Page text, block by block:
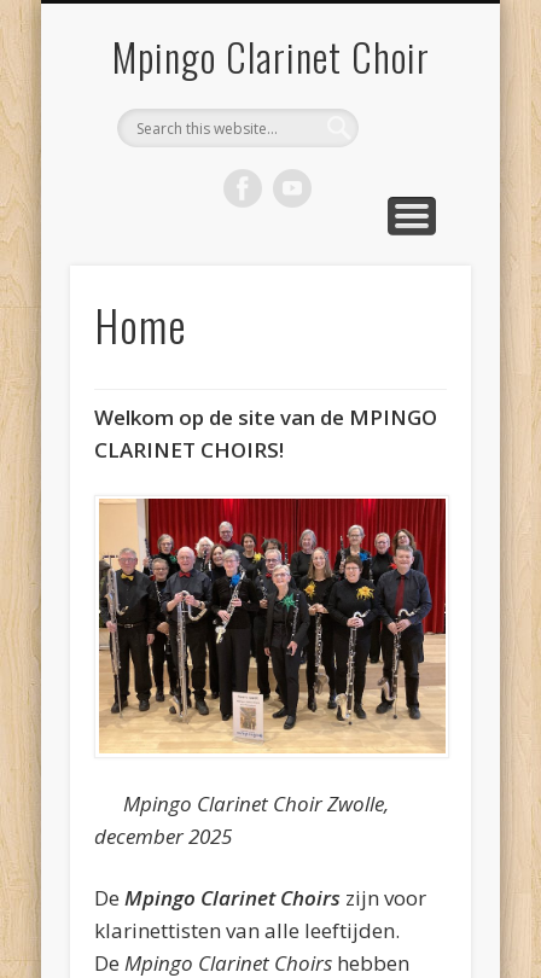
Mpingo Clarinet Choir
Home
Welkom op de site van de MPINGO
CLARINET CHOIRS!
Mpingo Clarinet Choir Zwolle,
december 2025
De Mpingo Clarinet Choirs zijn voor
klarinettisten van alle leeftijden.
DeMpingo Clarinet Choirs hebben